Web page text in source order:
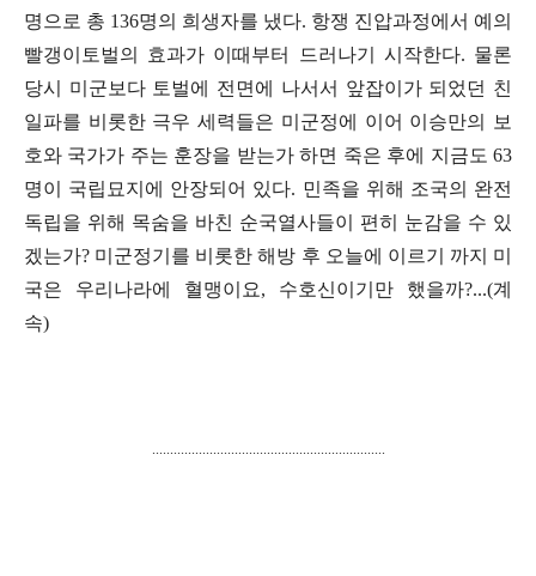
명으로 총 136명의 희생자를 냈다. 항쟁 진압과정에서 예의
빨갱이토벌의 효과가 이때부터 드러나기 시작한다. 물론
당시 미군보다 토벌에 전면에 나서서 앞잡이가 되었던 친
일파를 비롯한 극우 세력들은 미군정에 이어 이승만의 보
호와 국가가 주는 훈장을 받는가 하면 죽은 후에 지금도 63
명이 국립묘지에 안장되어 있다. 민족을 위해 조국의 완전
독립을 위해 목숨을 바친 순국열사들이 편히 눈감을 수 있
겠는가? 미군정기를 비롯한 해방 후 오늘에 이르기 까지 미
국은 우리나라에 혈맹이요, 수호신이기만 했을까?...(계
속)
.................................................................